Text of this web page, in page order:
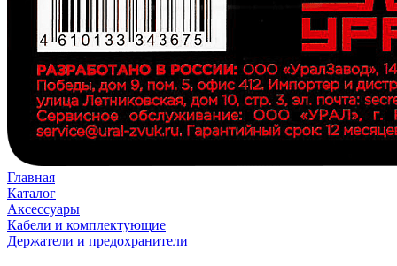
Главная
Каталог
Аксессуары
Кабели и комплектующие
Держатели и предохранители